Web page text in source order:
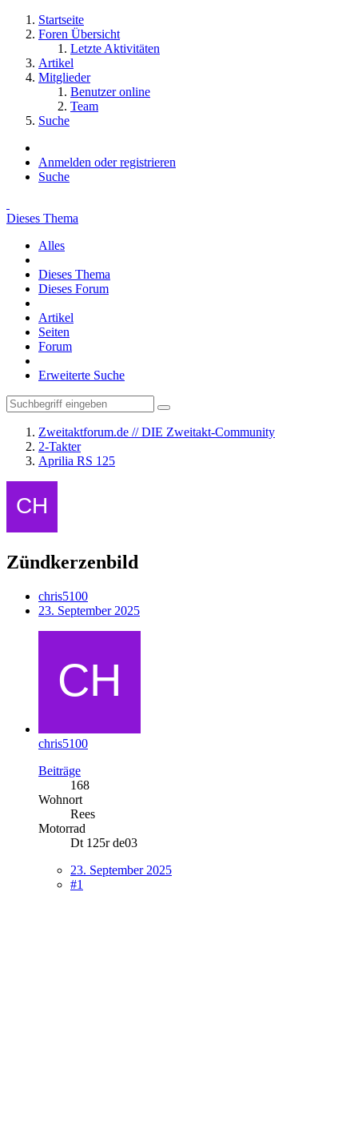
Startseite
Foren Übersicht
Letzte Aktivitäten
Artikel
Mitglieder
Benutzer online
Team
Suche
Anmelden oder registrieren
Suche
Dieses Thema
Alles
Dieses Thema
Dieses Forum
Artikel
Seiten
Forum
Erweiterte Suche
Zweitaktforum.de // DIE Zweitakt-Community
2-Takter
Aprilia RS 125
Zündkerzenbild
chris5100
23. September 2025
chris5100
Beiträge
168
Wohnort
Rees
Motorrad
Dt 125r de03
23. September 2025
#1